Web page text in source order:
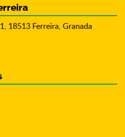
18513 Ferreira, Granada